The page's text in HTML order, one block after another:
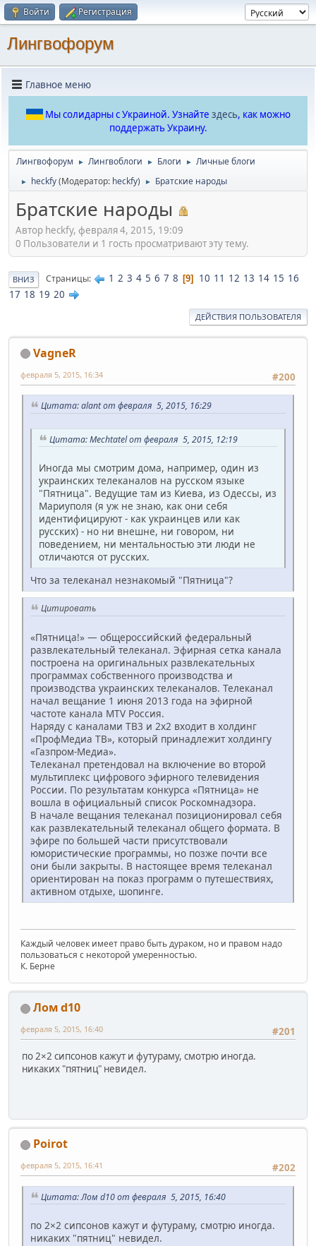
Войти Регистрация
Лингвофорум
Главное меню
Мы солидарны с Украиной. Узнайте здесь, как можно
поддержать Украину.
Лингвофорум ► Лингвоблоги ► Блоги ► Личные блоги
► heckfy(Модератор: heckfy) ► Братские народы
Братские народы
Автор heckfy, февраля 4, 2015, 19:09
0 Пользователи и 1 гость просматривают эту тему.
ВНИЗ Страницы 1 2 3 4 5 6 7 8 9 10 11 12 13 14 15 16
17 18 19 20
ДЕЙСТВИЯ ПОЛЬЗОВАТЕЛЯ
VagneR
#200
февраля 5, 2015, 16:34
Цитата: alant от февраля 5, 2015, 16:29
Цитата: Mechtatel от февраля 5, 2015, 12:19
Иногда мы смотрим дома, например, один из
украинских телеканалов на русском языке
"Пятница". Ведущие там из Киева, из Одессы, из
Мариуполя (я уж не знаю, как они себя
идентифицируют - как украинцев или как
русских) - но ни внешне, ни говором, ни
поведением, ни ментальностью эти люди не
отличаются от русских.
Что за телеканал незнакомый "Пятница"?
Цитировать
«Пятница!» — общероссийский федеральный
развлекательный телеканал. Эфирная сетка канала
построена на оригинальных развлекательных
программах собственного производства и
производства украинских телеканалов. Телеканал
начал вещание 1 июня 2013 года на эфирной
частоте канала MTV Россия.
Наряду с каналами ТВ3 и 2x2 входит в холдинг
«ПрофМедиа ТВ», который принадлежит холдингу
«Газпром-Медиа».
Телеканал претендовал на включение во второй
мультиплекс цифрового эфирного телевидения
России. По результатам конкурса «Пятница» не
вошла в официальный список Роскомнадзора.
В начале вещания телеканал позиционировал себя
как развлекательный телеканал общего формата. В
эфире по большей части присутствовали
юмористические программы, но позже почти все
они были закрыты. В настоящее время телеканал
ориентирован на показ программ о путешествиях,
активном отдыхе, шопинге.
Каждый человек имеет право быть дураком, но и правом надо
пользоваться с некоторой умеренностью.
К. Берне
Лом d10
#201
февраля 5, 2015, 16:40
по 2×2 сипсонов кажут и футураму, смотрю иногда.
никаких "пятниц" невидел.
Poirot
#202
февраля 5, 2015, 16:41
Цитата: Лом d10 от февраля 5, 2015, 16:40
по 2×2 сипсонов кажут и футураму, смотрю иногда.
никаких "пятниц" невидел.